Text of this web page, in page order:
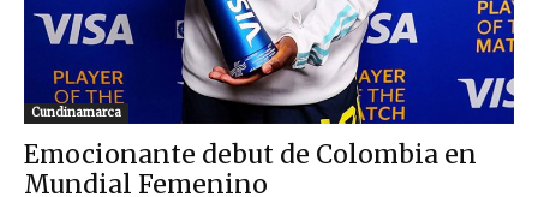
Cundinamarca
Emocionante debut de Colombia en
Mundial Femenino